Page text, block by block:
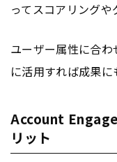
ってスコアリングや
ユーザー属性に合
に活用すれば成果に
Account
リット